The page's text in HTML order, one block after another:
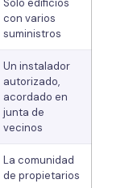
Solo edificios
con varios
suministros
Un instalador
autorizado,
acordado en
junta de
vecinos
La comunidad
de propietarios